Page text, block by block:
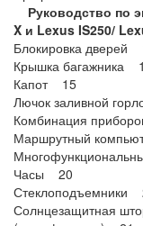
Руководство по
X и Lexus IS250/
Блокировка дверей
Крышка багажника
Капот 15
Лючок заливной
Комбинация
Маршрутный
Часы 20
Стеклоподъемники
Солнцезащитная